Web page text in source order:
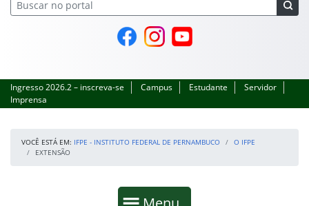
Página do Facebook
Perfil no Instagram
Canal no YouTube
Ingresso 2026.2 – inscreva-se Campus Estudante
Servidor
Imprensa
VOCÊ ESTÁ EM: IFPE - INSTITUTO FEDERAL DE PERNAMBUCO
O IFPE
EXTENSÃO
Mostrar